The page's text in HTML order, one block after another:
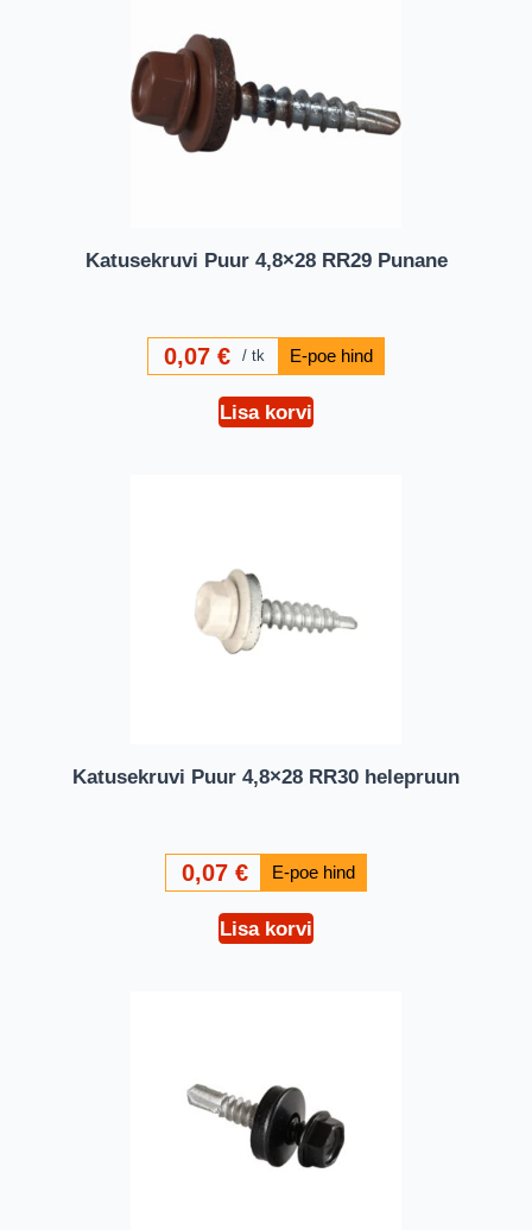
Katusekruvi Puur 4,8×28 RR29 Punane
0,07€ tk
Lisa korvi
Katusekruvi Puur 4,8×28 RR30 helepruun
0,07€
Lisa korvi